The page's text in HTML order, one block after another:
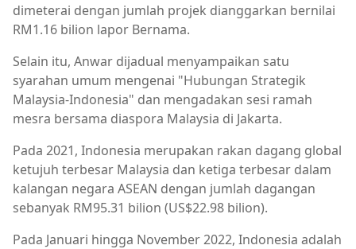
dimeterai dengan jumlah projek dianggarkan bernilai
RM1.16 bilion lapor Bernama.
Selain itu, Anwar dijadual menyampaikan satu
syarahan umum mengenai "Hubungan Strategik
Malaysia-Indonesia" dan mengadakan sesi ramah
mesra bersama diaspora Malaysia di Jakarta.
Pada 2021, Indonesia merupakan rakan dagang global
ketujuh terbesar Malaysia dan ketiga terbesar dalam
kalangan negara ASEAN dengan jumlah dagangan
sebanyak RM95.31 bilion (US$22.98 bilion).
Pada Januari hingga November 2022, Indonesia adalah